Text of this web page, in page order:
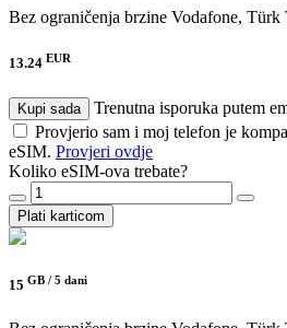
Bez ograničenja brzine Vodafone, Türk
13.24 EUR
Kupi sada
Trenutna isporuka putem
Provjerio sam i moj telefon je
eSIM. Provjeri ovdje
Koliko eSIM-ova trebate?
Plati karticom
15 GB / 5 dani